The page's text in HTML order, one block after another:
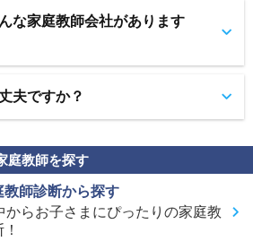
な家庭教師会社があります
夫ですか？
庭教師を探す
教師診断から探す
からお子さまにぴったりの家庭教